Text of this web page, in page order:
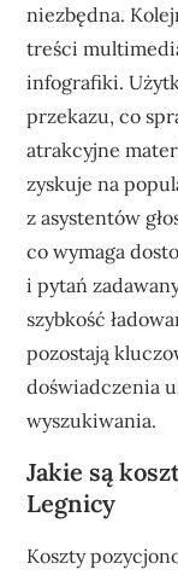
niezbędna.
treści
infografiki.
przekazu, co
atrakcyjne
zyskuje na
z asystentów
co wymaga
i pytań
szybkość
pozostają
doświadczenia
wyszukiwania.
Jakie są
Legnicy
Koszty